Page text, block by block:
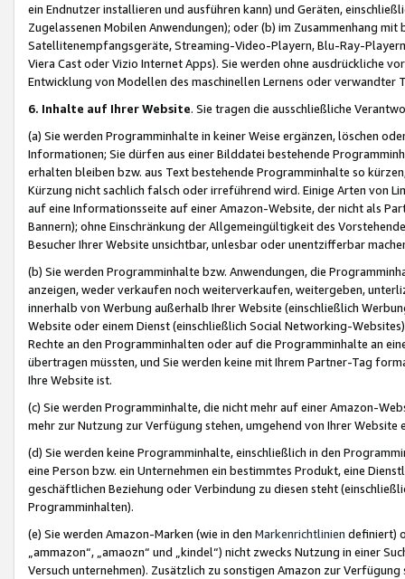
ein Endnutzer installieren und ausführen kann) und Geräten,
Zugelassenen Mobilen Anwendungen); oder (b) im Zusammenhang
Satellitenempfangsgeräte, Streaming-Video-Playern, Blu-Ray-
Viera Cast oder Vizio Internet Apps). Sie werden ohne ausdrückliche
Entwicklung von Modellen des maschinellen Lernens oder
6. Inhalte auf Ihrer Website. Sie tragen die ausschließliche
(a) Sie werden Programminhalte in keiner Weise ergänzen, löschen
Informationen; Sie dürfen aus einer Bilddatei bestehende
erhalten bleiben bzw. aus Text bestehende Programminhalte so
Kürzung nicht sachlich falsch oder irreführend wird. Einige Arten von
auf eine Informationsseite auf einer Amazon-Website, der nicht als
Bannern); ohne Einschränkung der Allgemeingültigkeit des
Besucher Ihrer Website unsichtbar, unlesbar oder unentzifferbar
(b) Sie werden Programminhalte bzw. Anwendungen, die
anzeigen, weder verkaufen noch weiterverkaufen, weitergeben,
innerhalb von Werbung außerhalb Ihrer Website (einschließlich
Website oder einem Dienst (einschließlich Social Networking-
Rechte an den Programminhalten oder auf die Programminhalte an
übertragen müssten, und Sie werden keine mit Ihrem Partner-Tag
Ihre Website ist.
(c) Sie werden Programminhalte, die nicht mehr auf einer Amazon-
mehr zur Nutzung zur Verfügung stehen, umgehend von Ihrer
(d) Sie werden keine Programminhalte, einschließlich in den
eine Person bzw. ein Unternehmen ein bestimmtes Produkt, eine
geschäftlichen Beziehung oder Verbindung zu diesen steht
Programminhalten).
(e) Sie werden Amazon-Marken (wie in den Markenrichtlinien definiert)
„ammazon“, „amaozn“ und „kindel“) nicht zwecks Nutzung in einer
Versuch unternehmen). Zusätzlich zu sonstigen Amazon zur